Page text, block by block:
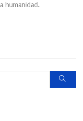
humanidad.